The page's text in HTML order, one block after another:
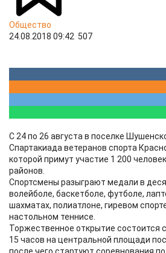
Общество
24.08.2018 09:42 507
C 24 по 26 августа в поселке
Спартакиада ветеранов спорта
которой примут участие 1 200
районов.
Спортсмены разыграют медали в
волейболе, баскетболе, футболе,
шахматах, полиатлоне, гиревом
настольном теннисе.
Торжественное открытие состоится
15 часов на центральной площади